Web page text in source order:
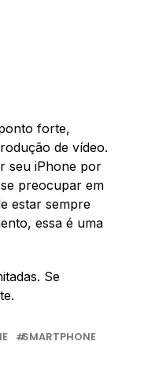
forte,
de vídeo.
seu iPhone por
preocupar em
estar sempre
essa é uma
Se
SMARTPHONE